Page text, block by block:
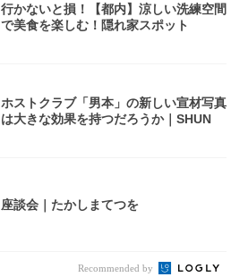
行かないと損！【都内】涼しい洗練空間
で美食を楽しむ！隠れ家スポット
ホストクラブ「男本」の新しい宣材写真
は大きな効果を持つだろうか｜SHUN
座談会｜たかしまてつを
Recommended by